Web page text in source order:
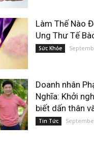
Làm Thế Nào
Ung Thư Tế
Sức Khỏe
Doanh nhân
Nghĩa: Khởi
biết dấn thân
Tin Tức